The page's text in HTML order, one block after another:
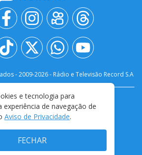
- 2009-2026- Rádio e Televisão Record S.A
FALE CONOSCO
PRIVACIDADE
E CONDIÇÕES DE USO
e tecnologia para
experiência de navegação de
Aviso de Privacidade.
FECHAR